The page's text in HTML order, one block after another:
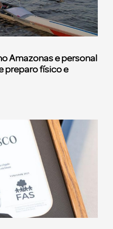
Amazonas e personal
preparo físico e